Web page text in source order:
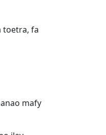
toetra, fa
mafy